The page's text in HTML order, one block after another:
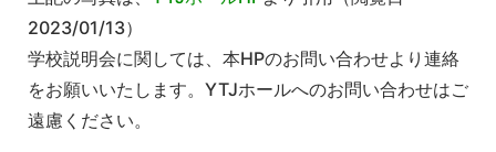
2023/01/13）
学校説明会に関しては、本HPのお問い合わせより連絡
をお願いいたします。YTJホールへのお問い合わせはご
遠慮ください。